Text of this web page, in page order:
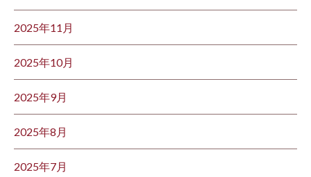
2025年11月
2025年10月
2025年9月
2025年8月
2025年7月